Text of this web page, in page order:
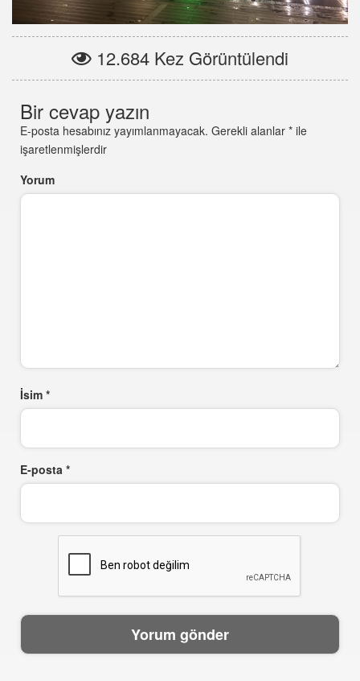
12.684 Kez Görüntülendi
Bir cevap yazın
E-posta hesabınız yayımlanmayacak. Gerekli alanlar * ile
işaretlenmişlerdir
Yorum
İsim *
E-posta *